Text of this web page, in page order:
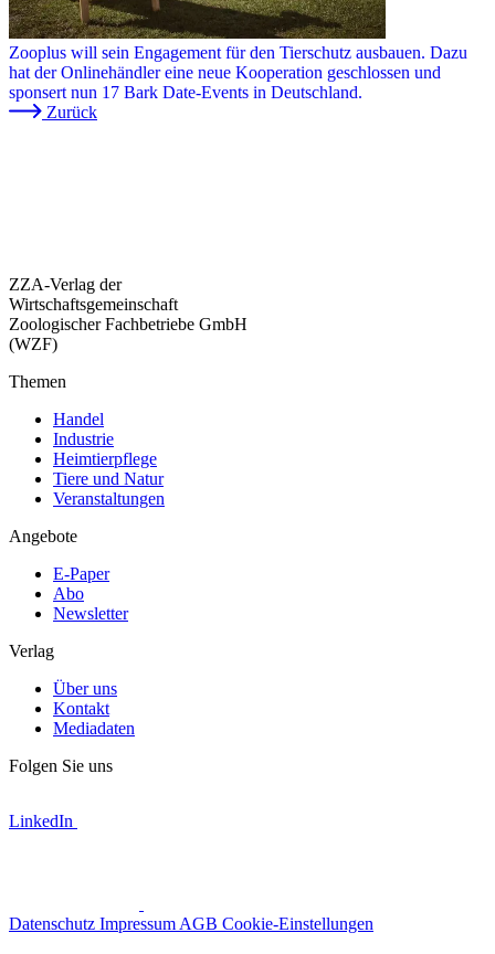
Zooplus will sein Engagement für den Tierschutz ausbauen. Dazu
hat der Onlinehändler eine neue Kooperation geschlossen und
sponsert nun 17 Bark Date-Events in Deutschland.
Zurück
ZZA-Verlag der
Wirtschaftsgemeinschaft
Zoologischer Fachbetriebe GmbH
(WZF)
Themen
Handel
Industrie
Heimtierpflege
Tiere und Natur
Veranstaltungen
Angebote
E-Paper
Abo
Newsletter
Verlag
Über uns
Kontakt
Mediadaten
Folgen Sie uns
LinkedIn
Datenschutz Impressum AGB Cookie-Einstellungen